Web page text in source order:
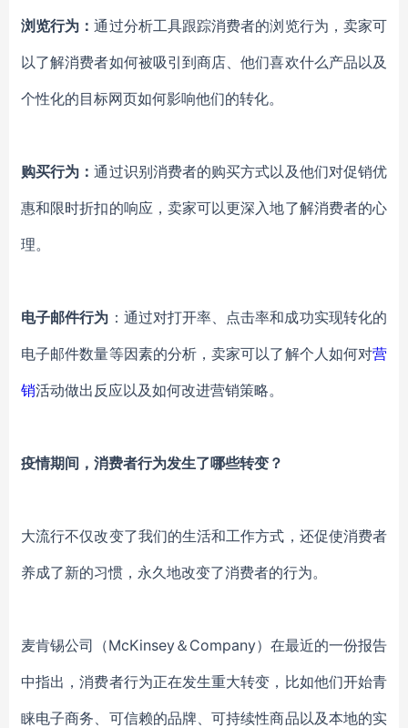
浏览行为：通过分析工具跟踪消费者的浏览行为，卖家可
以了解消费者如何被吸引到商店、他们喜欢什么产品以及
个性化的目标网页如何影响他们的转化。
购买行为：通过识别消费者的购买方式以及他们对促销优
惠和限时折扣的响应，卖家可以更深入地了解消费者的心
理。
电子邮件行为 ：通过对打开率、点击率和成功实现转化的
电子邮件数量等因素的分析，卖家可以了解个人如何对营
销活动做出反应以及如何改进营销策略。
疫情期间，消费者行为发生了哪些转变？
大流行不仅改变了我们的生活和工作方式，还促使消费者
养成了新的习惯， 永久地改变了消费者的行为。
麦肯锡公司 （McKinsey＆Company） 在最近的一份报告
中指出，消费者行为正在发生重大转变，比如他们开始青
睐电子商务、可信赖的品牌、可持续性商品以及本地的实